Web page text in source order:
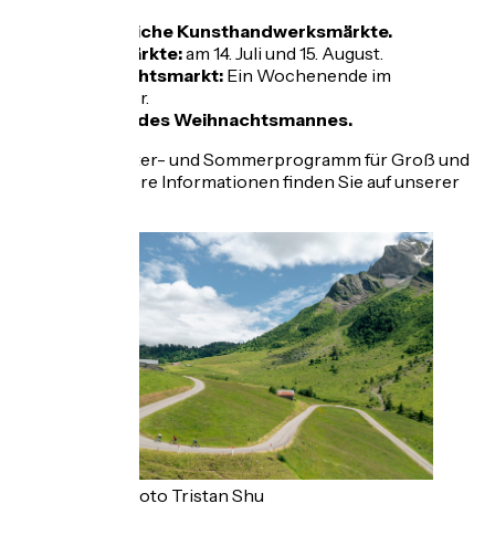
2 abendliche Kunsthandwerksmärkte.
2 Flohmärkte:am 14. Juli und 15. August.
Weihnachtsmarkt: Ein Wochenende im
Dezember.
Ankunft des Weihnachtsmannes.
Sowie ein Winter- und Sommerprogramm für Groß und
Klein. Alle unsere Informationen finden Sie auf unserer
Credit photo Tristan Shu